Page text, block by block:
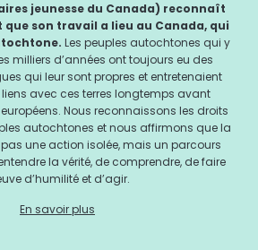
jeunesse du Canada) reconnaît
son travail a lieu au Canada, qui
Les peuples autochtones qui y
milliers d’années ont toujours eu des
qui leur sont propres et entretenaient
avec ces terres longtemps avant
Nous reconnaissons les droits
autochtones et nous affirmons que la
une action isolée, mais un parcours
la vérité, de comprendre, de faire
d’humilité et d’agir.
En savoir plus